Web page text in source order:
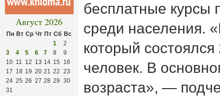
Август 2026
Пн Вт Ср Чт Пт Сб Вс
1
2
3
4 5 6 7 8
9
10 11 12 13 14 15
16
17 18 19 20 21 22 23
24 25 26 27 28 29 30
31
бесплатные курсы
среди населения.
который
человек. В
возраста», —